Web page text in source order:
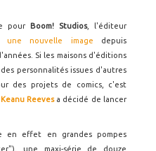
pour Boom! Studios, l'éditeur
nouvelle image depuis
Si les maisons d'éditions
personnalités issues d'autres
des projets de comics, c'est
Keanu Reeves a décidé de lancer
en effet en grandes pompes
une maxi-série de douze